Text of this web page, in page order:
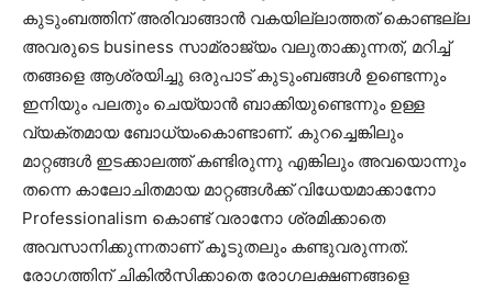
കുടുംബത്തിന് അരിവാങ്ങാൻ വകയില്ലാത്തത് കൊണ്ടല്ല
അവരുടെ business സാമ്രാജ്യം വലുതാക്കുന്നത്, മറിച്ച്
തങ്ങളെ ആശ്രയിച്ചു ഒരുപാട് കുടുംബങ്ങൾ ഉണ്ടെന്നും
ഇനിയും പലതും ചെയ്യാൻ ബാക്കിയുണ്ടെന്നും ഉള്ള
വ്യക്തമായ ബോധ്യംകൊണ്ടാണ്. കുറച്ചെങ്കിലും
മാറ്റങ്ങൾ ഇടക്കാലത്ത് കണ്ടിരുന്നു എങ്കിലും അവയൊന്നും
തന്നെ കാലോചിതമായ മാറ്റങ്ങൾക്ക് വിധേയമാക്കാനോ
Professionalism കൊണ്ട് വരാനോ ശ്രമിക്കാതെ
അവസാനിക്കുന്നതാണ് കൂടുതലും കണ്ടുവരുന്നത്‌.
രോഗത്തിന് ചികിൽസിക്കാതെ രോഗലക്ഷണങ്ങളെ